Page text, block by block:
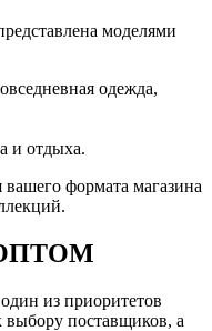
моделями
одежда,
и отдыха.
формата магазина
из приоритетов
поставщиков, а